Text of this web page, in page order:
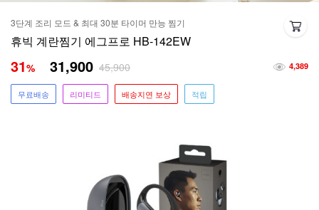
3단계 조리 모드 & 최대 30분 타이머 만능 찜기
휴빅 계란찜기 에그프로 HB-142EW
4,389
31% 31,900 45,900
무료배송 리미티드 배송지연 보상 적립